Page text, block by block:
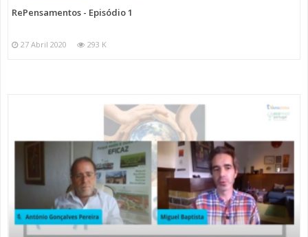
RePensamentos - Episódio 1
27 Abril 2020 293 K